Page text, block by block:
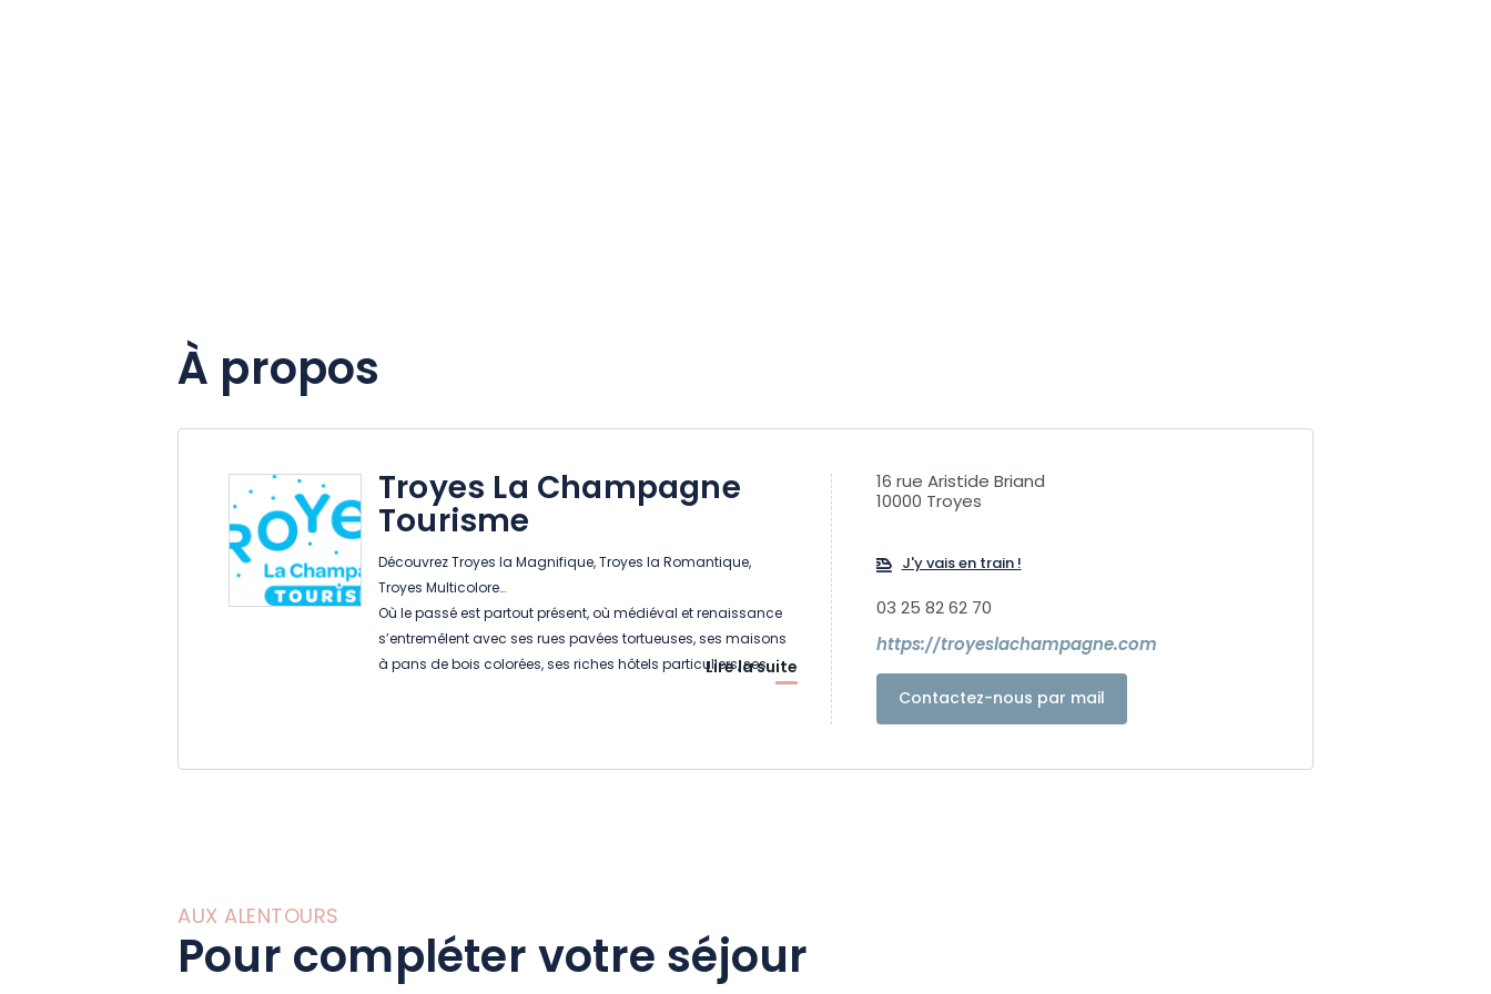
À propos
Troyes La Champagne
Tourisme
Découvrez Troyes la Magnifique, Troyes la Romantique,
Troyes Multicolore…
Où le passé est partout présent, où médiéval et renaissance
s’entremêlent avec ses rues pavées tortueuses, ses maisons
à pans de bois colorées, ses riches hôtels particuliers, ses
Où l’esprit chavire et l’Amour bat plus fort, entre Amour
Lire la suite
16 rue Aristide Briand
10000 Troyes
J'y vais en train !
03 25 82 62 70
https://troyeslachampagne.com
Contactez-nous par mail
AUX ALENTOURS
Pour compléter votre séjour